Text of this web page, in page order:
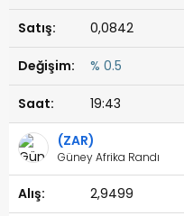
0,0842
% 0.5
19:43
(ZAR)
Güney Afrika Randı
2,9499